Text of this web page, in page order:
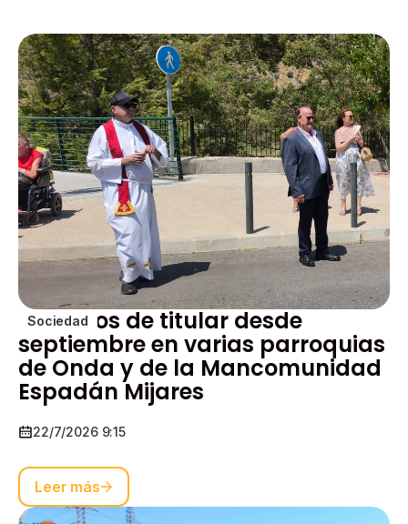
Sociedad
Cambios de titular desde
septiembre en varias parroquias
de Onda y de la Mancomunidad
Espadán Mijares
22/7/2026 9:15
Leer más